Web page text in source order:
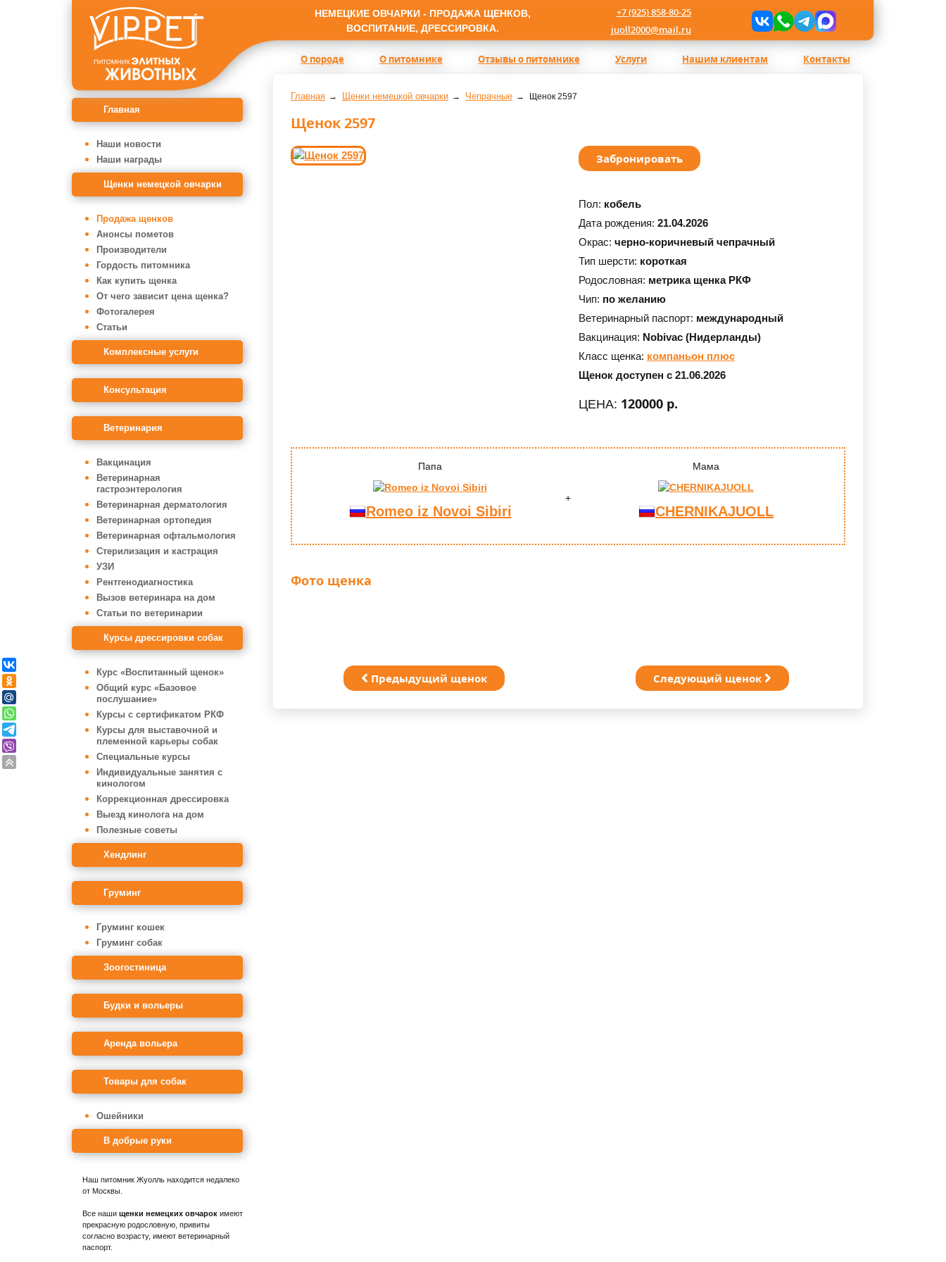
НЕМЕЦКИЕ ОВЧАРКИ - ПРОДАЖА ЩЕНКОВ,
ВОСПИТАНИЕ, ДРЕССИРОВКА.
+7 (925) 858-80-25
juoll2000@mail.ru
О породе О питомнике Отзывы о питомнике Услуги Нашим клиентам Контакты
Главная
Наши новости
Наши награды
Щенки немецкой овчарки
Продажа щенков
Анонсы пометов
Производители
Гордость питомника
Как купить щенка
От чего зависит цена щенка?
Фотогалерея
Статьи
Комплексные услуги
Консультация
Ветеринария
Вакцинация
Ветеринарная
гастроэнтерология
Ветеринарная дерматология
Ветеринарная ортопедия
Ветеринарная офтальмология
Стерилизация и кастрация
УЗИ
Рентгенодиагностика
Вызов ветеринара на дом
Статьи по ветеринарии
Курсы дрессировки собак
Курс «Воспитанный щенок»
Общий курс «Базовое
послушание»
Курсы с сертификатом РКФ
Курсы для выставочной и
племенной карьеры собак
Специальные курсы
Индивидуальные занятия с
кинологом
Коррекционная дрессировка
Выезд кинолога на дом
Полезные советы
Хендлинг
Груминг
Груминг кошек
Груминг собак
Зоогостиница
Будки и вольеры
Аренда вольера
Товары для собак
Ошейники
В добрые руки
Наш питомник Жуолль находится недалеко
от Москвы.
Все наши щенки немецких овчарок имеют
прекрасную родословную, привиты
согласно возрасту, имеют ветеринарный
паспорт.
Главная Щенки немецкой овчарки Чепрачные Щенок 2597
Щенок 2597
Забронировать
Пол: кобель
Дата рождения: 21.04.2026
Окрас: черно-коричневый чепрачный
Тип шерсти: короткая
Родословная: метрика щенка РКФ
Чип: по желанию
Ветеринарный паспорт: международный
Вакцинация: Nobivac (Нидерланды)
Класс щенка: компаньон плюс
Щенок доступен с 21.06.2026
ЦЕНА: 120000 р.
Папа
Romeo iz Novoi Sibiri
Мама
СHERNIKAJUOLL
Фото щенка
Предыдущий щенок Следующий щенок